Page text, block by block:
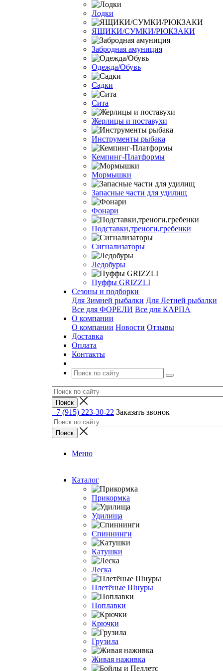
Лодки
ЯЩИКИ/СУМКИ/РЮКЗАКИ
Забродная амуниция
Одежда/Обувь
Садки
Сита
Жерлицы и поставухи
Инструменты рыбака
Кемпинг-Платформы
Мормышки
Запасные части для удилищ
Фонари
Подставки,треноги,гребенки
Сигнализаторы
Ледобуры
Пуффы GRIZZLI
Сезоны и подборки
Для Зимней рыбалки Для Летней рыбалки
Все для ФОРЕЛИ Все для КАРПА
О компании
О компании Новости Отзывы
Доставка
Оплата
Контакты
+7 (915) 223-30-22 Заказать звонок
Меню
Каталог
Прикормка
Удилища
Спиннинги
Катушки
Леска
Плетёные Шнуры
Поплавки
Крючки
Грузила
Живая наживка